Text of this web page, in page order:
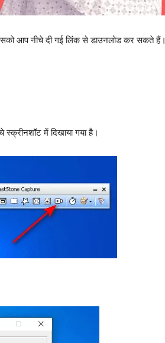
आप नीचे दी गई लिंक से डाउनलोड कर सकते हैं।
में दिखाया गया है।